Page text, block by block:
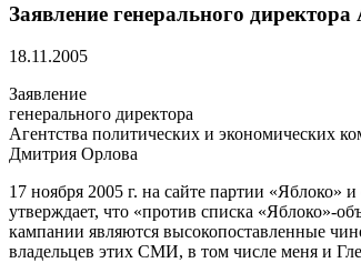
Заявление генерального
18.11.2005
Заявление
генерального директора
Агентства политических и экономических
Дмитрия Орлова
17 ноября 2005 г. на сайте партии «Яблоко»
утверждает, что «против списка «Яблоко»-
кампании являются высокопоставленные
владельцев этих СМИ, в том числе меня и